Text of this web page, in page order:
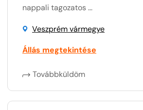
nappali tagozatos ...
Veszprém vármegye
Állás megtekintése
Továbbküldöm